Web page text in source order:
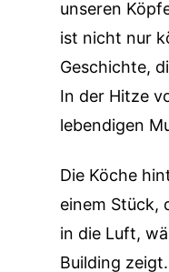
unseren
ist nicht nur
Geschichte,
In der Hitze
lebendigen
Die Köche
einem Stück,
in die Luft,
Building